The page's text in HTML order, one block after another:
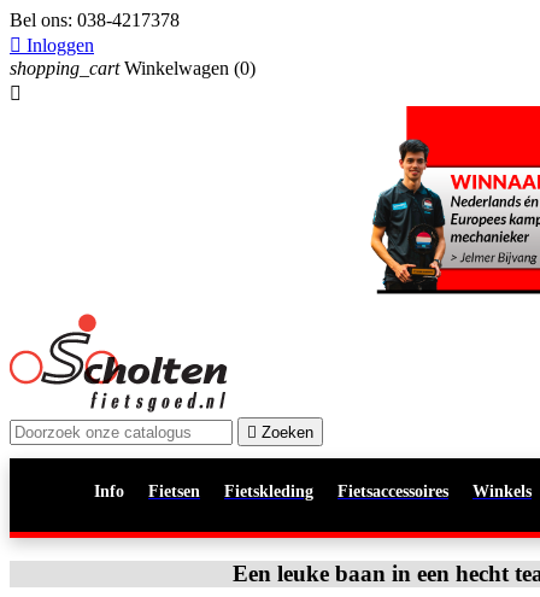
Bel ons: 038-4217378
 Inloggen
shopping_cart Winkelwagen (0)

 Zoeken
Info Fietsen Fietskleding Fietsaccessoires Winkels
Een leuke baan in een hecht